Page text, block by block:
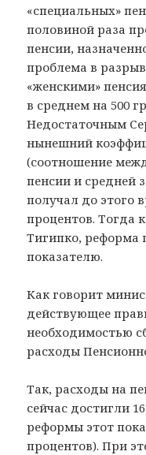
«специальных»
половиной раза
пенсии,
проблема в
«женскими»
в среднем на 500
Недостаточным
нынешний
(соотношение
пенсии и средней
получал до этого
процентов. Тогда
Тигипко, реформа
показателю.
Как говорит
действующее
необходимостью
расходы
Так, расходы на
сейчас достигли
реформы этот
процентов). При